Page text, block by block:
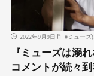
2022年9月9日 #ミューズ
『ミューズは溺
コメントが続々